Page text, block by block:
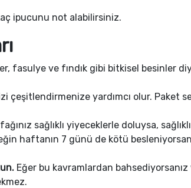
ipucunu not alabilirsiniz.
fasulye ve fındık gibi bitkisel besinler
çeşitlendirmenize yardımcı olur. Paket
sağlıklı yiyeceklerle doluysa,
haftanın 7 günü de kötü
Eğer bu kavramlardan bahsediyorsanız